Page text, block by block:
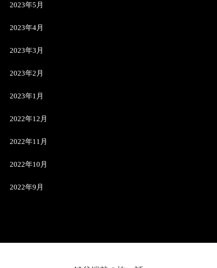
2023年5月
2023年4月
2023年3月
2023年2月
2023年1月
2022年12月
2022年11月
2022年10月
2022年9月